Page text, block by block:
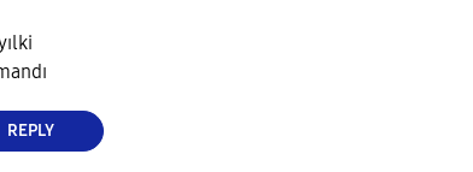
REPLY